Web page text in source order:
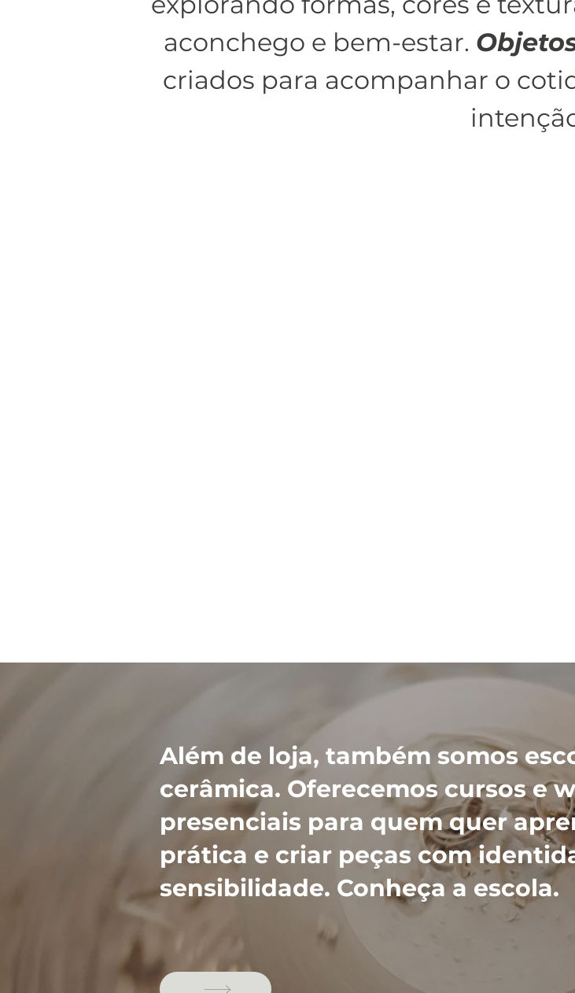
aconchego e bem-estar.
criados para acompanhar o
Além de loja, também somos
cerâmica. Oferecemos cursos e
presenciais para quem quer
prática e criar peças com
sensibilidade. Conheça a escola.